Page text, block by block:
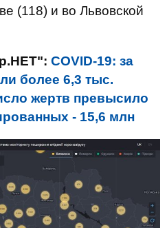
(118) и во Львовской
СOVID-19: за
более 6,3 тыс.
жертв превысило
- 15,6 млн